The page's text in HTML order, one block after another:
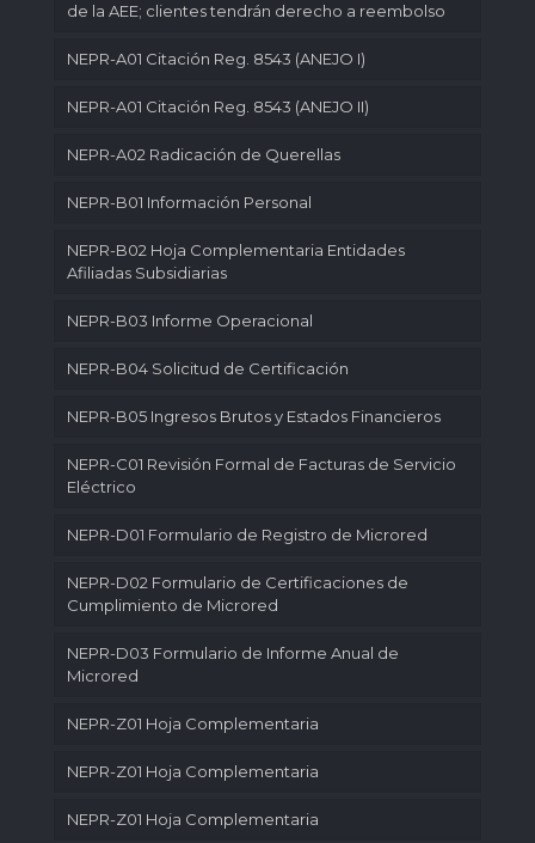
de la AEE; clientes tendrán derecho a reembolso
NEPR-A01 Citación Reg. 8543 (ANEJO I)
NEPR-A01 Citación Reg. 8543 (ANEJO II)
NEPR-A02 Radicación de Querellas
NEPR-B01 Información Personal
NEPR-B02 Hoja Complementaria Entidades
Afiliadas Subsidiarias
NEPR-B03 Informe Operacional
NEPR-B04 Solicitud de Certificación
NEPR-B05 Ingresos Brutos y Estados Financieros
NEPR-C01 Revisión Formal de Facturas de Servicio
Eléctrico
NEPR-D01 Formulario de Registro de Microred
NEPR-D02 Formulario de Certificaciones de
Cumplimiento de Microred
NEPR-D03 Formulario de Informe Anual de
Microred
NEPR-Z01 Hoja Complementaria
NEPR-Z01 Hoja Complementaria
NEPR-Z01 Hoja Complementaria